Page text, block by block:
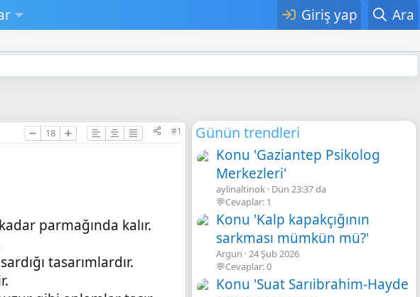
Giriş yap Ara
➖ 18 ➕ #1
parmağında kalır.
tasarımlardır.
Günün trendleri
Konu 'Gaziantep Psikolog
Merkezleri'
aylinaltinok Dün 23:37 da
💬Cevaplar: 1
Konu 'Kalp kapakçığının
sarkması mümkün mü?'
Argun 24 Şub 2026
💬Cevaplar: 0
Konu 'Suat Sarıibrahim-Hayde